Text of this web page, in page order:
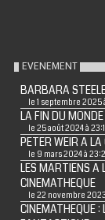
EVENEMENT
BARBARA
le 1 septembre 2025 à
LA FIN DU
le 25 août 2024 à
PETER WEIR A
le 9 mars 2024 à
LES MARTIENS A
CINEMATHEQUE
le 22 novembre
CINEMATHEQUE :